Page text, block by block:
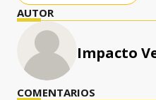
AUTOR
Impacto
COMENTARIOS